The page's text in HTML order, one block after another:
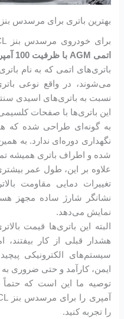
بهترین باتری برای مرسدس بنز CL
برای خودروی مرسدس بنز CL، باتری ایده‌آل و پیشنهادی
اتمی AGM با ظرفیت 100 آمپر-ساعت
باتری‌های اتمی که به نام
می‌شوند، در واقع نوعی
نسبت به باتری‌های اسیدی
این باتری‌ها با صفحات
به گونه‌ای طراحی شده که
نگهداری دوره‌ای ندارد. به
شده و اطراف باتری همیشه
علاوه بر این، طول عمر
تغییرات دمایی مقاومت
نشانگر شارژ ساده مجهز
نمایش می‌دهد.
البته این باتری‌ها قیمت
هشدار قبلی از کار
ایمن، کارآمد و حتی ضروری
را تجربه کنید.